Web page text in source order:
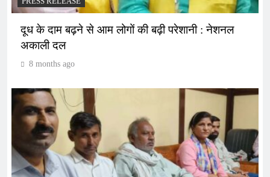
दूध के दाम बढ़ने से आम लोगों की बढ़ी परेशानी : नेशनल
अकाली दल
8 months ago